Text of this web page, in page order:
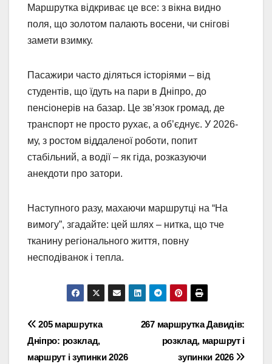
Маршрутка відкриває це все: з вікна видно
поля, що золотом палають восени, чи снігові
замети взимку.
Пасажири часто діляться історіями – від
студентів, що їдуть на пари в Дніпро, до
пенсіонерів на базар. Це зв’язок громад, де
транспорт не просто рухає, а об’єднує. У 2026-
му, з ростом віддаленої роботи, попит
стабільний, а водії – як гіда, розказуючи
анекдоти про затори.
Наступного разу, махаючи маршрутці на “На
вимогу”, згадайте: цей шлях – нитка, що тче
тканину регіонального життя, повну
несподіванок і тепла.
Навігація
записів
267 маршрутка Давидів:
розклад, маршрут і
зупинки 2026
205 маршрутка
Дніпро: розклад,
маршрут і зупинки 2026